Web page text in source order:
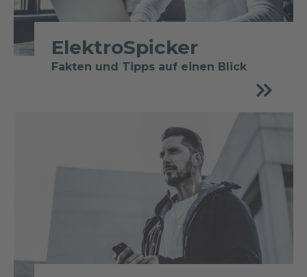
ElektroSpicker
Fakten und Tipps auf einen Blick